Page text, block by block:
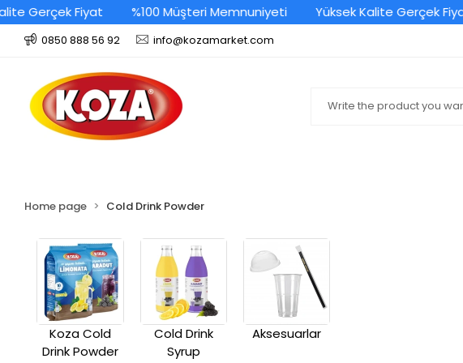
Gerçek Fiyat %100 Müşteri Memnuniyeti Yüksek Kalite Gerçek Fiyat
0850 888 56 92 info@kozamarket.com
Home page Cold Drink Powder
Koza Cold
Drink Powder
Cold Drink
Syrup
Aksesuarlar